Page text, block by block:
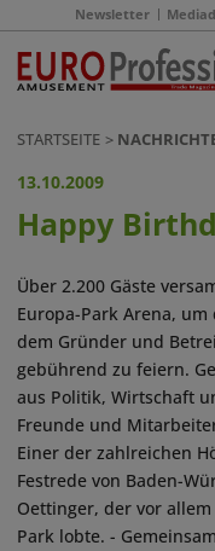
Newsletter
STARTSEITE
13.10.2009
Happy
Über 2.200 Gäste
Europa-Park Arena,
dem Gründer und
gebührend zu feiern.
aus Politik, Wirtschaft
Freunde und
Einer der zahlreichen
Festrede von Baden-
Oettinger, der vor
Park lobte. -